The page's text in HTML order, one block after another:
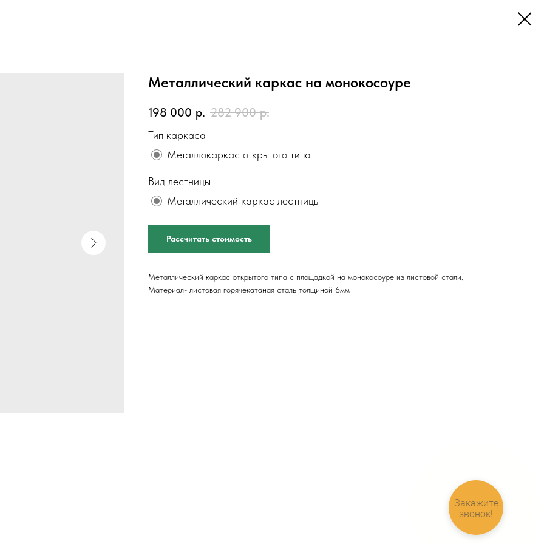
Металлический каркас на монокосоуре
198 000 р. 282 900 р.
Тип каркаса
Металлокаркас открытого типа
Вид лестницы
Металлический каркас лестницы
Рассчитать стоимость
Металлический каркас открытого типа с площадкой на монокосоуре из листовой стали.
Материал- листовая горячекатаная сталь толщиной 6мм
Закажите
звонок!